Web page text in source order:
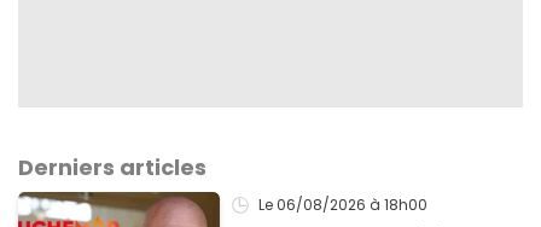
Derniers articles
Le 06/08/2026 à 18h00